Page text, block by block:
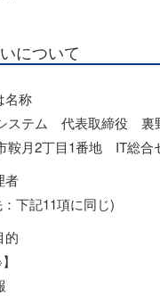
について
名称
ステム 代表取締役 裏
鞍月2丁目1番地 IT総合
者
下記11項に同じ)
的